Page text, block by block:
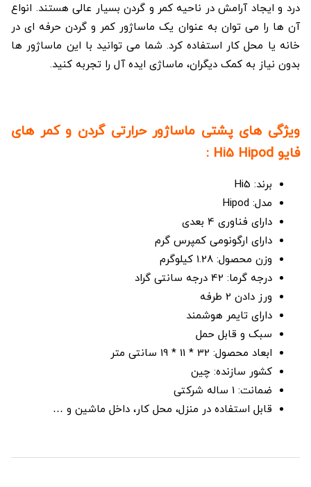
درد و ایجاد آرامش در ناحیه کمر و گردن بسیار عالی هستند. انواع
آن ها را می توان به عنوان یک ماساژور کمر و گردن حرفه ای در
خانه یا محل کار استفاده کرد. شما می توانید با این ماساژور ها
بدون نیاز به کمک دیگران، ماساژی ایده آل را تجربه کنید.
ویژگی های پشتی ماساژور حرارتی گردن و کمر های
فایو Hi5 Hipod :
برند: Hi5
مدل: Hipod
دارای فناوری 4 بعدی
دارای ارگونومی کمپرس گرم
وزن محصول: 1.28 کیلوگرم
درجه گرما: 42 درجه سانتی گراد
ورز دادن 2 طرفه
دارای تایمر هوشمند
سبک و قابل حمل
ابعاد محصول: 32 * 11 * 19 سانتی متر
کشور سازنده: چین
ضمانت: 1 ساله شرکتی
قابل استفاده در منزل، محل کار، داخل ماشین و …